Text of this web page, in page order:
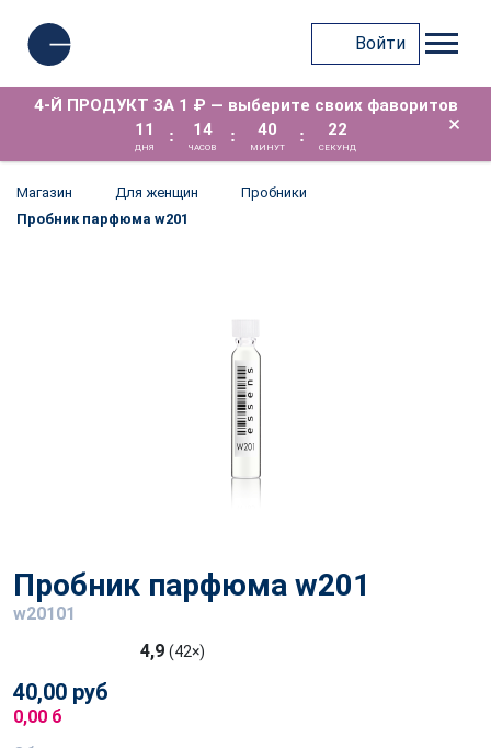
Войти
4-Й ПРОДУКТ ЗА 1 ₽ — выберите своих фаворитов
11
ДНЯ
: 14
ЧАСОВ
: 40
МИНУТ
: 21
СЕКУНД
×
Магазин Для женщин
Пробники
Пробник парфюма w201
Пробник парфюма w201
w20101
4,9 (42×)
40,00 руб
0,00 б